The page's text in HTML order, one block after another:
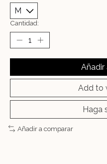
Cantidad:
Añadir
Add to
Haga
Añadir a comparar